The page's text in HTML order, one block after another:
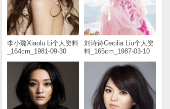
李小璐Xiaolu Li个人资料
_164cm_1981-09-30
刘诗诗Cecilia Liu个人资
料_165cm_1987-03-10